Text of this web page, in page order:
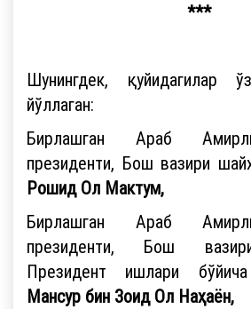
***
Шунингдек, қуйидагилар
йўллаган:
Бирлашган Араб
президенти, Бош вазири
Рошид Ол Мактум,
Бирлашган Араб
президенти, Бош
Президент ишлари
Мансур бин Зоид Ол Наҳаён,